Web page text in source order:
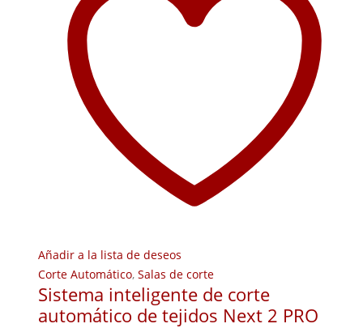
Añadir a la lista de deseos
Corte Automático, Salas de corte
Sistema inteligente de corte
automático de tejidos Next 2 PRO